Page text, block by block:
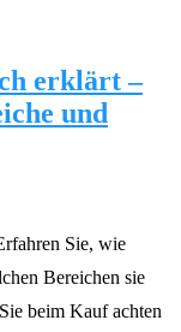
erklärt –
und
Sie, wie
Bereichen sie
beim Kauf achten